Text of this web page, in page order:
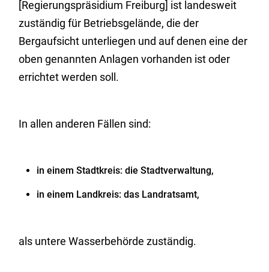
[Regierungspräsidium Freiburg] ist landesweit
zuständig für Betriebsgelände, die der
Bergaufsicht unterliegen und auf denen eine der
oben genannten Anlagen vorhanden ist oder
errichtet werden soll.
In allen anderen Fällen sind:
in einem Stadtkreis: die Stadtverwaltung,
in einem Landkreis: das Landratsamt,
als untere Wasserbehörde zuständig.